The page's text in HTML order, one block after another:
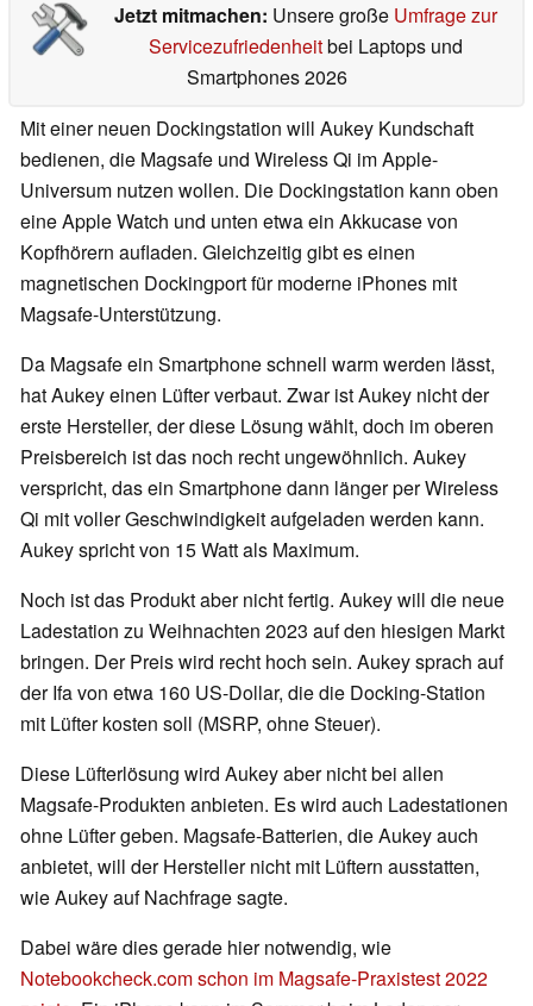
Jetzt mitmachen: Unsere große Umfrage zur
Servicezufriedenheitbei Laptops und
Smartphones 2026
Mit einer neuen Dockingstation will Aukey Kundschaft
bedienen, die Magsafe und Wireless Qi im Apple-
Universum nutzen wollen. Die Dockingstation kann oben
eine Apple Watch und unten etwa ein Akkucase von
Kopfhörern aufladen. Gleichzeitig gibt es einen
magnetischen Dockingport für moderne iPhones mit
Magsafe-Unterstützung.
Da Magsafe ein Smartphone schnell warm werden lässt,
hat Aukey einen Lüfter verbaut. Zwar ist Aukey nicht der
erste Hersteller, der diese Lösung wählt, doch im oberen
Preisbereich ist das noch recht ungewöhnlich. Aukey
verspricht, das ein Smartphone dann länger per Wireless
Qi mit voller Geschwindigkeit aufgeladen werden kann.
Aukey spricht von 15 Watt als Maximum.
Noch ist das Produkt aber nicht fertig. Aukey will die neue
Ladestation zu Weihnachten 2023 auf den hiesigen Markt
bringen. Der Preis wird recht hoch sein. Aukey sprach auf
der Ifa von etwa 160 US-Dollar, die die Docking-Station
mit Lüfter kosten soll (MSRP, ohne Steuer).
Diese Lüfterlösung wird Aukey aber nicht bei allen
Magsafe-Produkten anbieten. Es wird auch Ladestationen
ohne Lüfter geben. Magsafe-Batterien, die Aukey auch
anbietet, will der Hersteller nicht mit Lüftern ausstatten,
wie Aukey auf Nachfrage sagte.
Dabei wäre dies gerade hier notwendig, wie
Notebookcheck.com schon im Magsafe-Praxistest 2022